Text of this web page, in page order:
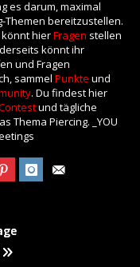
es darum, maximal
Themen bereitzustellen.
könnt hierFragen stellen
könnt ihr
und Fragen
sammel Punkte und
. Du findest hier
und tägliche
Thema Piercing. _YOU